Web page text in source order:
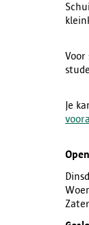
Voor
Je